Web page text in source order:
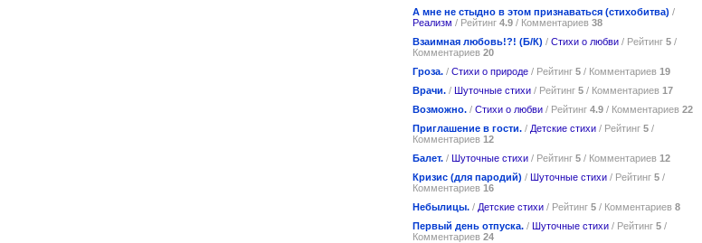
А мне не стыдно в этом признаваться (стихобитва) /
Реализм / Рейтинг 4.9 / Комментариев 38
Взаимная любовь!?! (Б/К) / Стихи о любви / Рейтинг 5 /
Комментариев 20
Гроза. / Стихи о природе / Рейтинг 5 / Комментариев 19
Врачи. / Шуточные стихи / Рейтинг 5 / Комментариев 17
Возможно. / Стихи о любви / Рейтинг 4.9 / Комментариев 22
Приглашение в гости. / Детские стихи / Рейтинг 5 /
Комментариев 12
Балет. / Шуточные стихи / Рейтинг 5 / Комментариев 12
Кризис (для пародий) / Шуточные стихи / Рейтинг 5 /
Комментариев 16
Небылицы. / Детские стихи / Рейтинг 5 / Комментариев 8
Первый день отпуска. / Шуточные стихи / Рейтинг 5 /
Комментариев 24